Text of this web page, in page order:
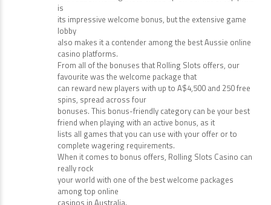
is
its impressive welcome bonus, but the extensive game
lobby
also makes it a contender among the best Aussie online
casino platforms.
From all of the bonuses that Rolling Slots offers, our
favourite was the welcome package that
can reward new players with up to A$4,500 and 250 free
spins, spread across four
bonuses. This bonus-friendly category can be your best
friend when playing with an active bonus, as it
lists all games that you can use with your offer or to
complete wagering requirements.
When it comes to bonus offers, Rolling Slots Casino can
really rock
your world with one of the best welcome packages
among top online